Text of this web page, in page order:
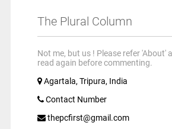
The Plural Column
Not me, but us ! Please refer 'About'
read again before commenting.
Agartala, Tripura, India
Contact Number
thepcfirst@gmail.com